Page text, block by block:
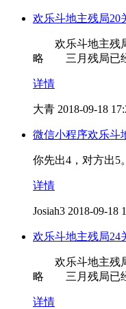
欢乐斗地主残局20
欢乐斗地主残局
略 三月残局已经
详情
大青 2018-09-18
微信小程序欢乐斗
你先出4，对方出5
详情
Josiah3 2018-09-18
欢乐斗地主残局24
欢乐斗地主残局
略 三月残局已经
详情